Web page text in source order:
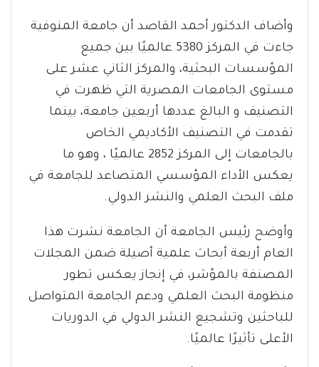
وأضاف الدكتور أحمد القاصد أن جامعة المنوفية
جاءت في المركز 5380 عالميًا بين جميع
المؤسسات البحثية، والمركز الثاني عشر على
مستوى الجامعات المصرية التي ظهرت في
التصنيف و البالغ عددها أربعين جامعة، بينما
تقدمت في التصنيف الأكاديمي الخاص
بالجامعات إلى المركز 2852 عالميًا ، وهو ما
يعكس الأداء المؤسسي المتصاعد للجامعة في
ملف البحث العلمي والنشر الدولي.
وأوضح رئيس الجامعة أن الجامعة نشرت هذا
العام أربعة أبحاث علمية أصيلة ضمن المجلات
المصنفة بالمؤشر، في إنجاز يعكس تطور
منظومة البحث العلمي ودعم الجامعة المتواصل
للباحثين وتشجيع النشر الدولي في الدوريات
الأعلى تأثيرًا عالميًا.